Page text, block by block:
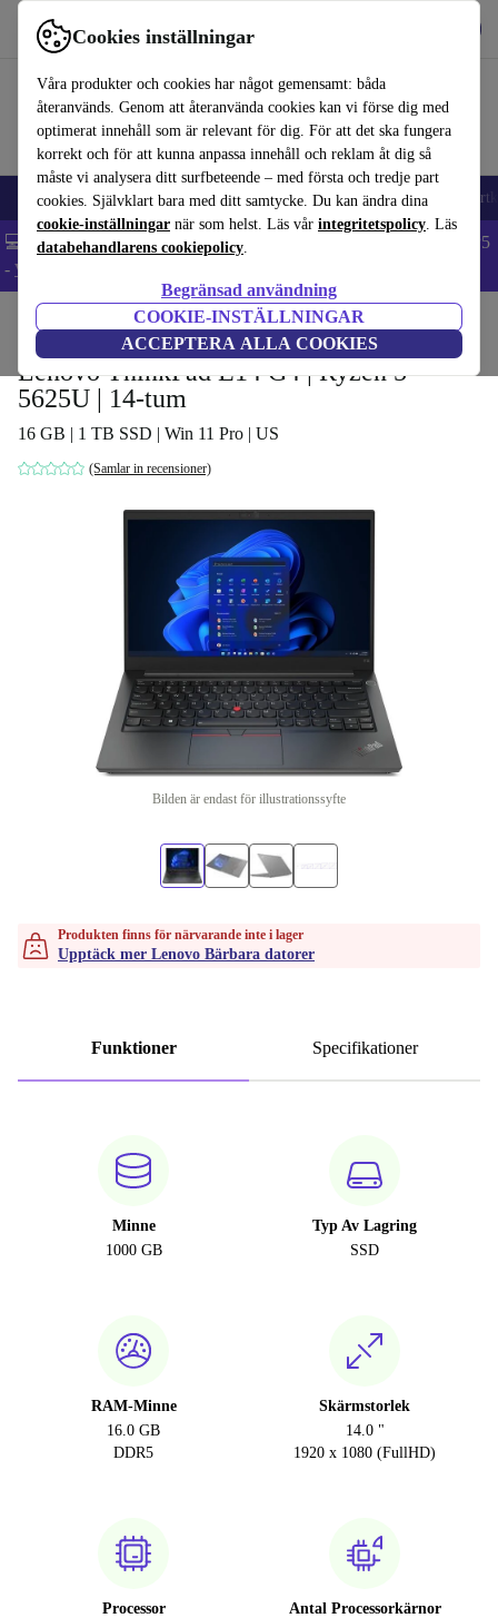
Cookies inställningar
Våra produkter och cookies har något gemensamt: båda
återanvänds. Genom att återanvända cookies kan vi förse dig med
optimerat innehåll som är relevant för dig. För att det ska fungera
korrekt och för att kunna anpassa innehåll och reklam åt dig så
måste vi analysera ditt surfbeteende – med första och tredje part
cookies. Självklart bara med ditt samtycke. Du kan ändra dina
cookie-inställningar när som helst. Läs vår integritetspolicy. Läs
databehandlarens cookiepolicy.
Begränsad användning
COOKIE-INSTÄLLNINGAR
ACCEPTERA ALLA COOKIES
Använd refurbed snabbt och enkelt
🎒 Back to school Mobiltelefoner Bärbara datorer Surfplattor
💻 Extra 5% rabatt på alla MacBooks och laptops - Code: LAPTOP5
- Villkor
Laptops Lenovo Bärbara datorer
Lenovo ThinkPad E14 G4 | Ryzen 5
5625U | 14-tum
16 GB | 1 TB SSD | Win 11 Pro | US
(Samlar in recensioner)
Bilden är endast för illustrationssyfte
Produkten finns för närvarande inte i lager
Upptäck mer Lenovo Bärbara datorer
Funktioner Specifikationer
Minne
1000 GB
Typ Av Lagring
SSD
RAM-Minne
16.0 GB
DDR5
Skärmstorlek
14.0 "
1920 x 1080 (FullHD)
Processor
Antal Processorkärnor